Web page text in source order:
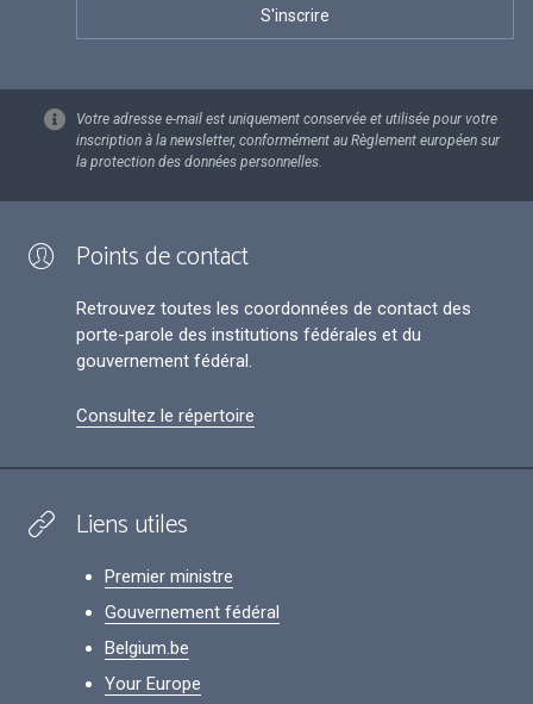
Votre adresse e-mail est uniquement conservée et utilisée pour votre
inscription à la newsletter, conformément au Règlement européen sur
la protection des données personnelles.
Points de contact
Retrouvez toutes les coordonnées de contact des
porte-parole des institutions fédérales et du
gouvernement fédéral.
Consultez le répertoire
Liens utiles
Premier ministre
Gouvernement fédéral
Belgium.be
Your Europe